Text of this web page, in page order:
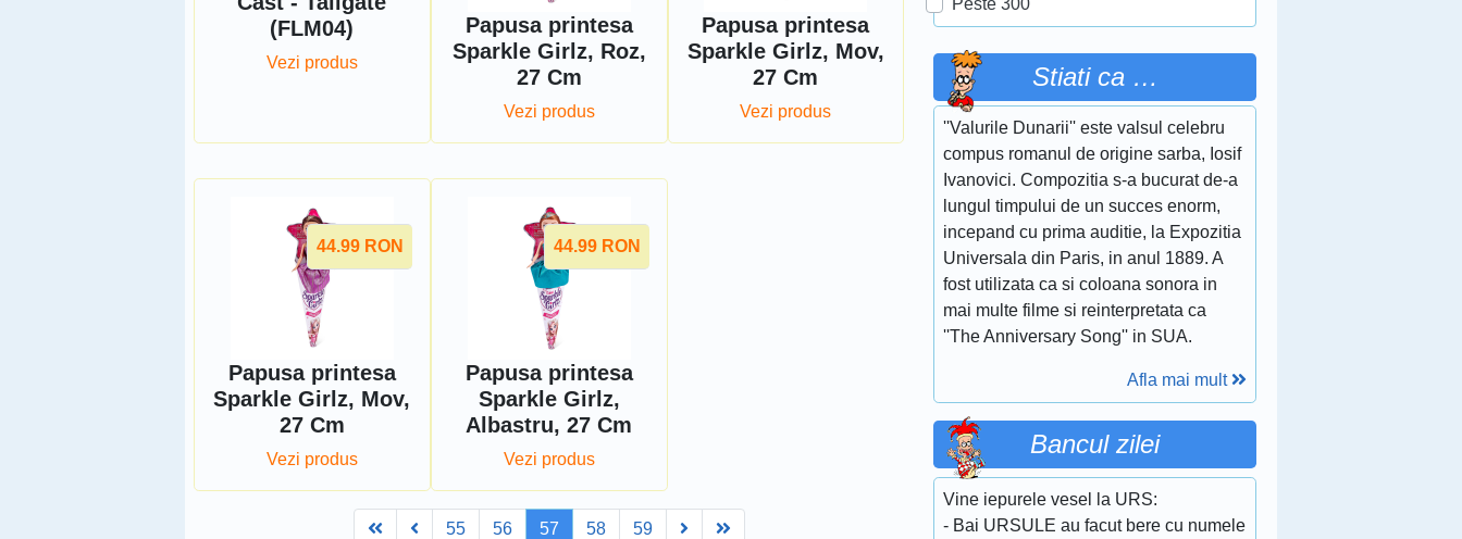
(FLM04)
Vezi produs
Papusa printesa
Sparkle Girlz, Roz,
27 Cm
Vezi produs
Papusa printesa
Sparkle Girlz, Mov,
27 Cm
Vezi produs
44.99 RON
Papusa printesa
Sparkle Girlz, Mov,
27 Cm
Vezi produs
44.99 RON
Papusa printesa
Sparkle Girlz,
Albastru, 27 Cm
Vezi produs
FirstPrev55 56 57 58 59 Next Last
Peste 300
Stiati ca …
''Valurile Dunarii'' este valsul celebru
compus romanul de origine sarba, Iosif
Ivanovici. Compozitia s-a bucurat de-a
lungul timpului de un succes enorm,
incepand cu prima auditie, la Expozitia
Universala din Paris, in anul 1889. A
fost utilizata ca si coloana sonora in
mai multe filme si reinterpretata ca
''The Anniversary Song'' in SUA.
Afla mai mult
Bancul zilei
Vine iepurele vesel la URS:
- Bai URSULE au facut bere cu numele